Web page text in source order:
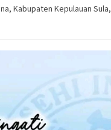
Kabupaten Kepulauan Sula,